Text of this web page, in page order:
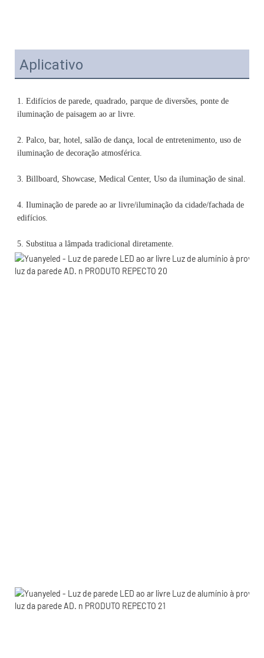
Aplicativo
1. Edifícios de parede, quadrado, parque de diversões, ponte de
2. Palco, bar, hotel, salão de dança, local de entretenimento, uso de
4. Iluminação de parede ao ar livre/iluminação da cidade/fachada de